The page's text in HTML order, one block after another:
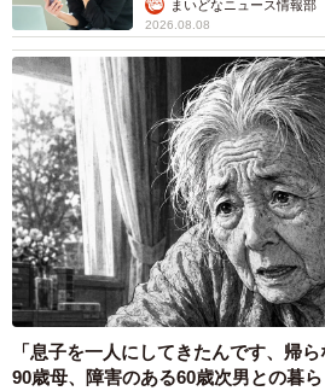
まいどなニュース情報部
2026.08.08
「息子を一人にしてきたんです、帰
90歳母、障害のある60歳次男との暮